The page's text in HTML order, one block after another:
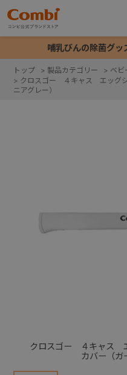
哺乳びんの除菌グ
トップ > 製品カテゴリー > ベビ
> クロスゴー ４キャス エッグ
ニアグレー）
クロスゴー ４キャス
カバー（ガ